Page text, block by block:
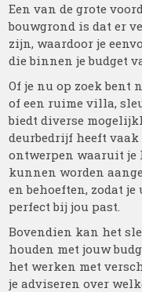
Een van de grote
bouwgrond is dat er
zijn, waardoor je
die binnen je budget
Of je nu op zoek bent
of een ruime villa,
biedt diverse
deurbedrijf heeft
ontwerpen waaruit je
kunnen worden
en behoeften, zodat
perfect bij jou past.
Bovendien kan het
houden met jouw
het werken met
je adviseren over